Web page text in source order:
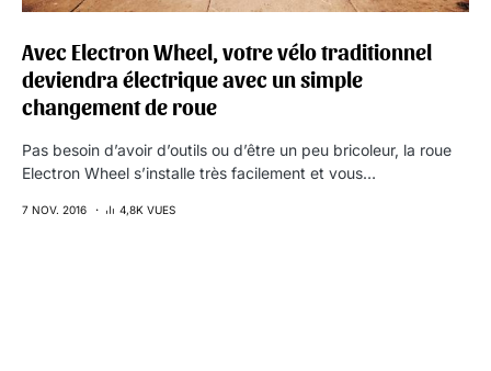
Avec Electron Wheel, votre vélo traditionnel
deviendra électrique avec un simple
changement de roue
Pas besoin d’avoir d’outils ou d’être un peu bricoleur, la roue
Electron Wheel s’installe très facilement et vous…
7 NOV. 2016 4,8K VUES